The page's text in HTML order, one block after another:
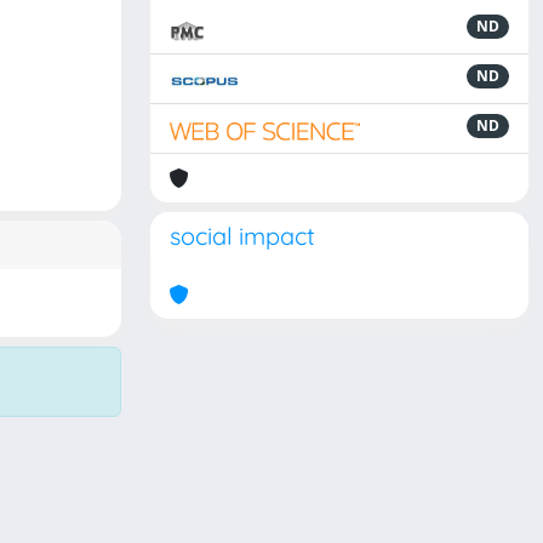
ND
ND
ND
social impact